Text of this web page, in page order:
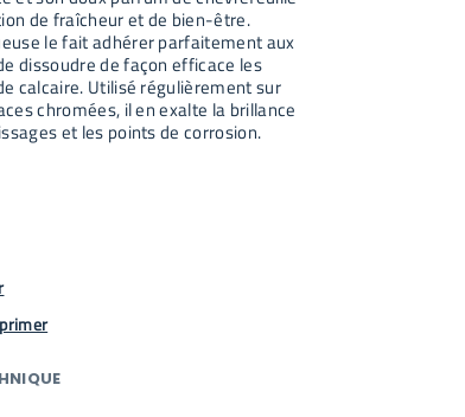
de fraîcheur et de bien-être.
le fait adhérer parfaitement aux
dissoudre de façon efficace les
calcaire. Utilisé régulièrement sur
chromées, il en exalte la brillance
et les points de corrosion.